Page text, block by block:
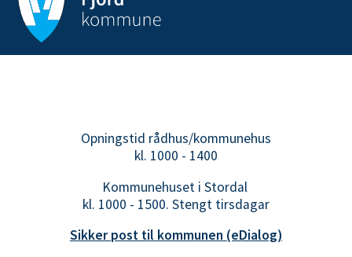
Opningstid rådhus/kommunehus
kl. 1000 - 1400
Kommunehuset i Stordal
kl. 1000 - 1500. Stengt tirsdagar
Sikker post til kommunen (eDialog)